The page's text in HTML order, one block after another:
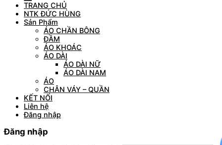
TRANG CHỦ
NTK ĐỨC HÙNG
Sản Phẩm
ÁO CHẦN BÔNG
ĐẦM
ÁO KHOÁC
ÁO DÀI
ÁO DÀI NỮ
ÁO DÀI NAM
ÁO
CHÂN VÁY – QUẦN
KẾT NỐI
Liên hệ
Đăng nhập
Đăng nhập